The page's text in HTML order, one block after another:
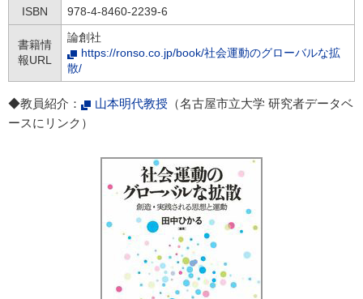
ISBN
978-4-8460-2239-6
書籍情
報URL
論創社
https://ronso.co.jp/book/社会運動のグローバルな拡
散/
◆教員紹介： 山本明代教授 （名古屋市立大学 研究者データベ
ースにリンク）